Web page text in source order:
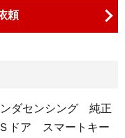
頼
ダセンシング 純正
ドア スマートキー